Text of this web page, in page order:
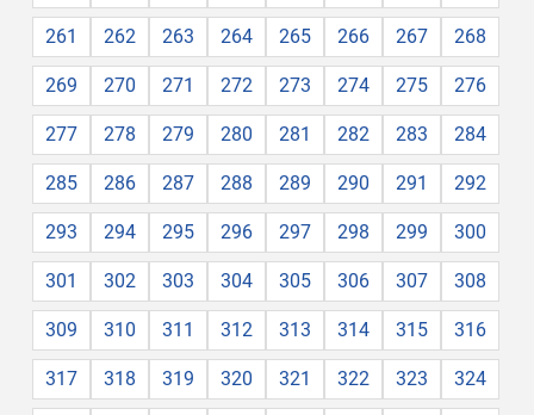
261 262 263 264 265 266 267 268
269 270 271 272 273 274 275 276
277 278 279 280 281 282 283 284
285 286 287 288 289 290 291 292
293 294 295 296 297 298 299 300
301 302 303 304 305 306 307 308
309 310 311 312 313 314 315 316
317 318 319 320 321 322 323 324